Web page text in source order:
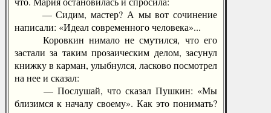
— Сидим, мастер? А мы вот сочинение
написали: «Идеал современного человека»...
Коровкин нимало не смутился, что его
застали за таким прозаическим делом, засунул
книжку в карман, улыбнулся, ласково посмотрел
на нее и сказал:
— Послушай, что сказал Пушкин: «Мы
близимся к началу своему». Как это понимать?